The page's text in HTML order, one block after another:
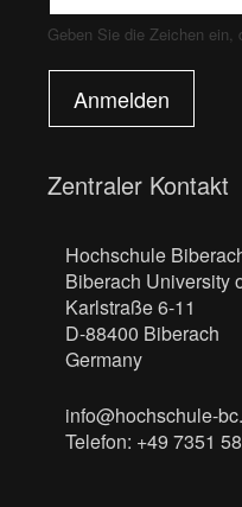
Geben Sie die Zeichen ein,
Anmelden
Zentraler Kontakt
Hochschule
Biberach University
Karlstraße 6-11
D-88400 Biberach
Germany
info@hochschule-
Telefon: +49 7351